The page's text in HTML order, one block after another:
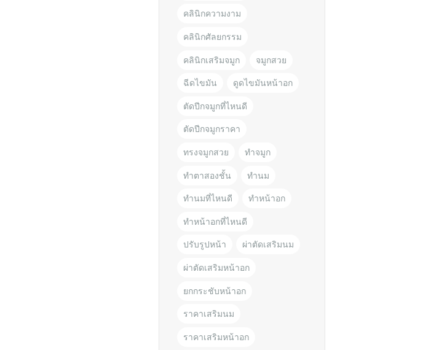
คลินิกความงาม
คลินิกศัลยกรรม
คลินิกเสริมจมูก จมูกสวย
ฉีดไขมัน ดูดไขมันหน้าอก
ตัดปีกจมูกที่ไหนดี
ตัดปีกจมูกราคา
ทรงจมูกสวย ทำจมูก
ทำตาสองชั้น ทำนม
ทำนมที่ไหนดี ทำหน้าอก
ทำหน้าอกที่ไหนดี
ปรับรูปหน้า ผ่าตัดเสริมนม
ผ่าตัดเสริมหน้าอก
ยกกระชับหน้าอก
ราคาเสริมนม
ราคาเสริมหน้าอก